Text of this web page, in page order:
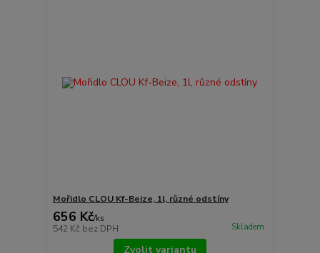
Mořidlo CLOU Kf-Beize, 1l, různé odstíny
656 Kč/ks
542 Kč bez DPH Skladem
Zvolit variantu